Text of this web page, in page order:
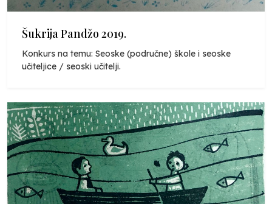
Šukrija Pandžo 2019.
Konkurs na temu: Seoske (područne) škole i seoske
učiteljice / seoski učitelji.